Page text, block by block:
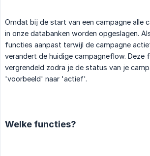
Omdat bij de start van een campagne alle
in onze databanken worden opgeslagen.
functies aanpast terwijl de campagne
verandert de huidige campagneflow. Deze
vergrendeld zodra je de status van je
'voorbeeld' naar 'actief'.
Welke functies?